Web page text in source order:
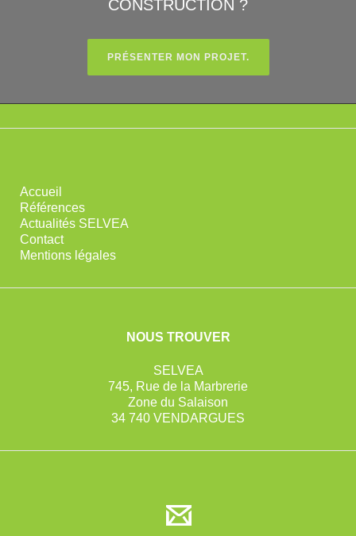
CONSTRUCTION ?
PRÉSENTER MON PROJET.
Accueil
Références
Actualités SELVEA
Contact
Mentions légales
NOUS TROUVER
SELVEA
745, Rue de la Marbrerie
Zone du Salaison
34 740 VENDARGUES